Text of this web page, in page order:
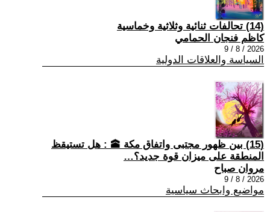
(14) تحالفات ثنائية وثلاثية وخماسية
كاظم فنجان الحمامي
2026 / 8 / 9
السياسة والعلاقات الدولية
(15) بين ظهور مجتبى واتفاق مكة 🕋 : هل تستيقظ
المنطقة على ميزان قوة جديد؟…
مروان صباح
2026 / 8 / 9
مواضيع وابحاث سياسية